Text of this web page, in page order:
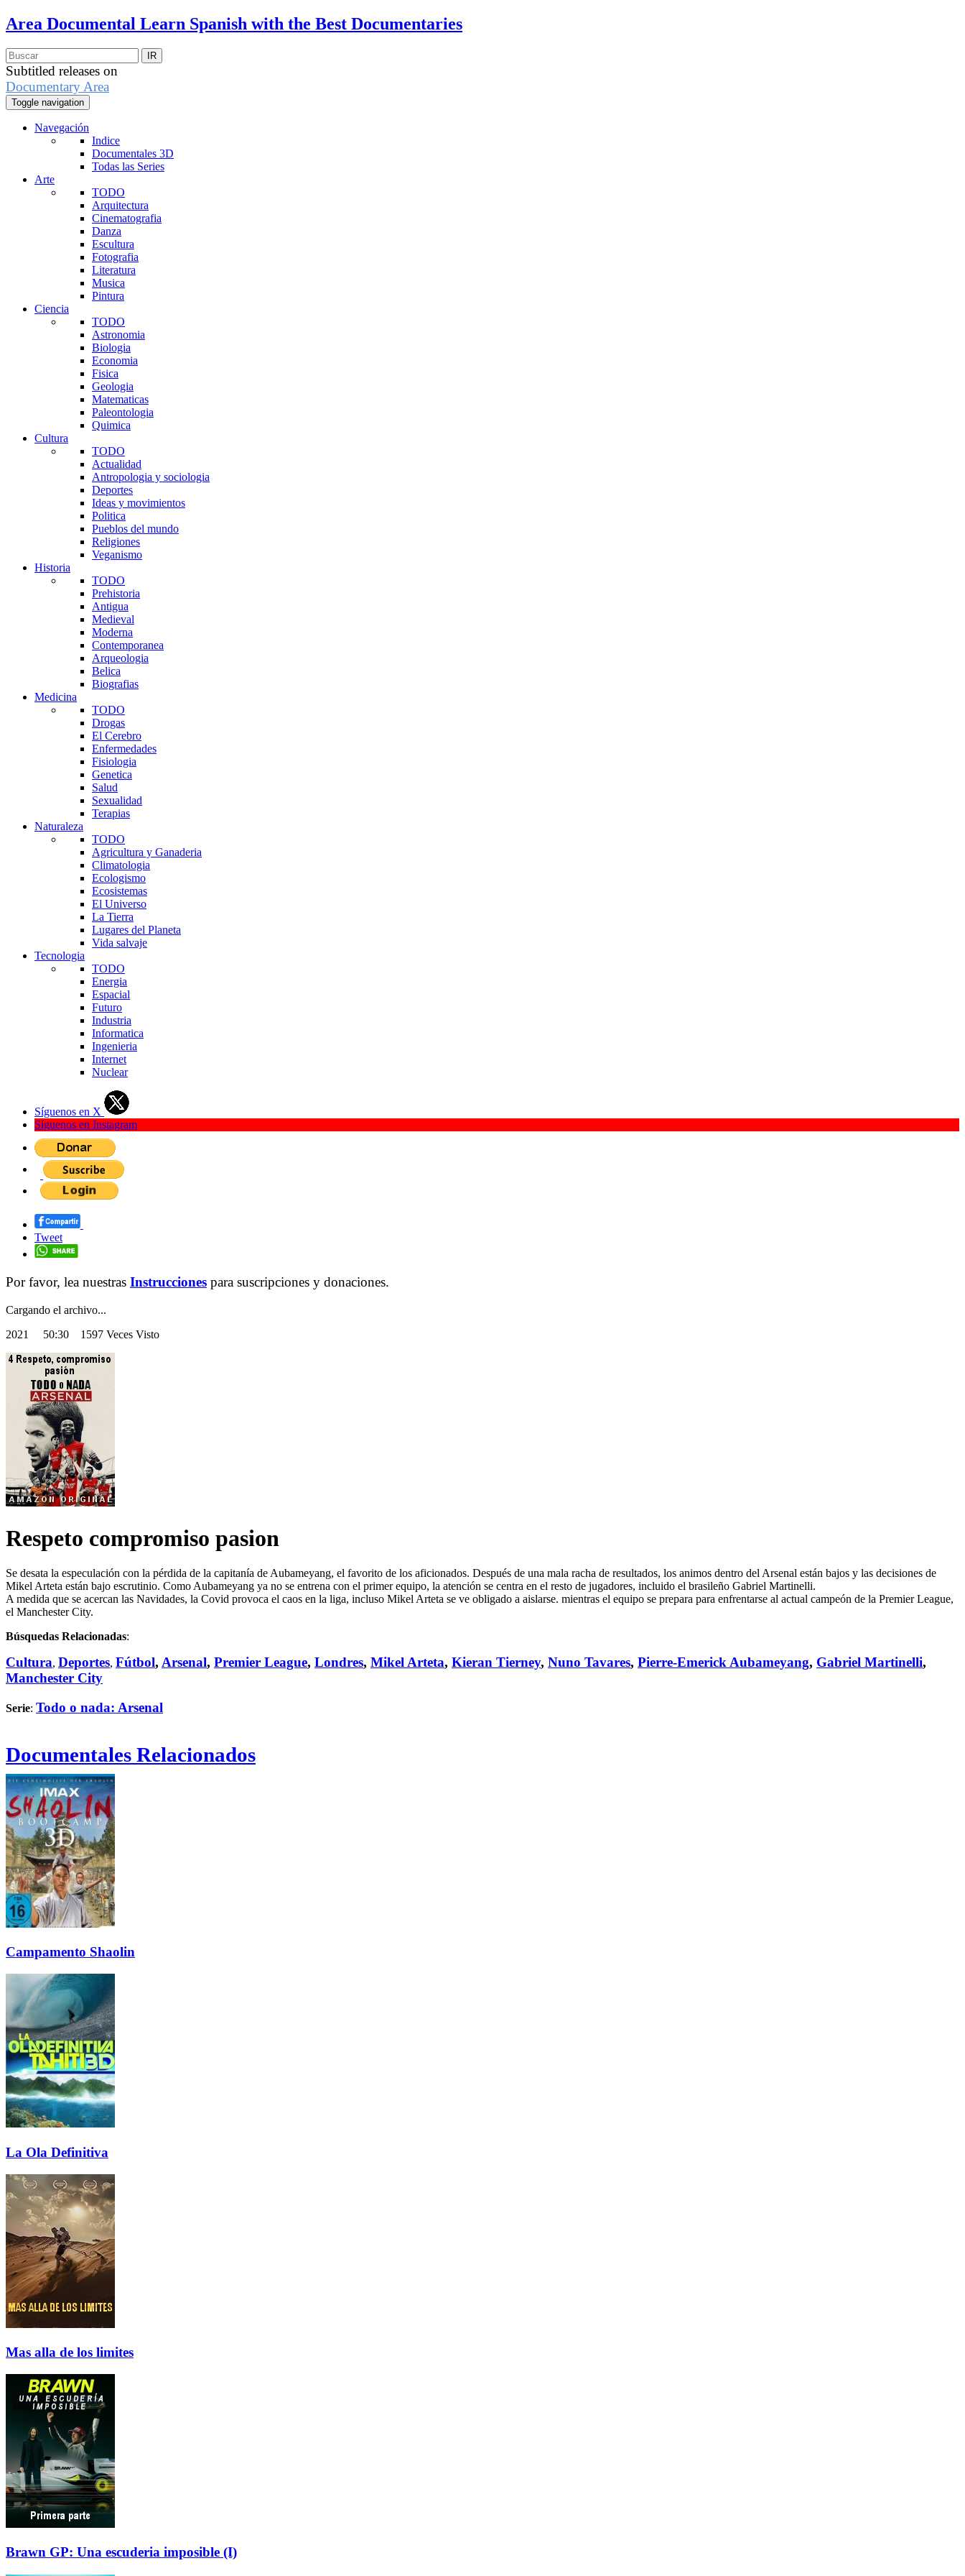
Area Documental Learn Spanish with the Best Documentaries
Subtitled releases on
Documentary Area
Toggle navigation
Navegación
Indice
Documentales 3D
Todas las Series
Arte
TODO
Arquitectura
Cinematografia
Danza
Escultura
Fotografia
Literatura
Musica
Pintura
Ciencia
TODO
Astronomia
Biologia
Economia
Fisica
Geologia
Matematicas
Paleontologia
Quimica
Cultura
TODO
Actualidad
Antropologia y sociologia
Deportes
Ideas y movimientos
Politica
Pueblos del mundo
Religiones
Veganismo
Historia
TODO
Prehistoria
Antigua
Medieval
Moderna
Contemporanea
Arqueologia
Belica
Biografias
Medicina
TODO
Drogas
El Cerebro
Enfermedades
Fisiologia
Genetica
Salud
Sexualidad
Terapias
Naturaleza
TODO
Agricultura y Ganaderia
Climatologia
Ecologismo
Ecosistemas
El Universo
La Tierra
Lugares del Planeta
Vida salvaje
Tecnologia
TODO
Energia
Espacial
Futuro
Industria
Informatica
Ingenieria
Internet
Nuclear
Síguenos en X
Síguenos en Instagram
Tweet
Por favor, lea nuestras Instrucciones para suscripciones y donaciones.
Cargando el archivo...
2021 50:30 1597 Veces Visto
Respeto compromiso pasion
Se desata la especulación con la pérdida de la capitanía de Aubameyang, el favorito de los aficionados. Después de una mala racha de resultados, los animos dentro del Arsenal están bajos y las decisiones de
Mikel Arteta están bajo escrutinio. Como Aubameyang ya no se entrena con el primer equipo, la atención se centra en el resto de jugadores, incluido el brasileño Gabriel Martinelli.
A medida que se acercan las Navidades, la Covid provoca el caos en la liga, incluso Mikel Arteta se ve obligado a aislarse. mientras el equipo se prepara para enfrentarse al actual campeón de la Premier League,
el Manchester City.
Búsquedas Relacionadas:
Cultura, Deportes, Fútbol, Arsenal, Premier League, Londres, Mikel Arteta, Kieran Tierney, Nuno Tavares, Pierre-Emerick Aubameyang, Gabriel Martinelli,
Manchester City
Serie: Todo o nada: Arsenal
Documentales Relacionados
Campamento Shaolin
La Ola Definitiva
Mas alla de los limites
Brawn GP: Una escuderia imposible (I)